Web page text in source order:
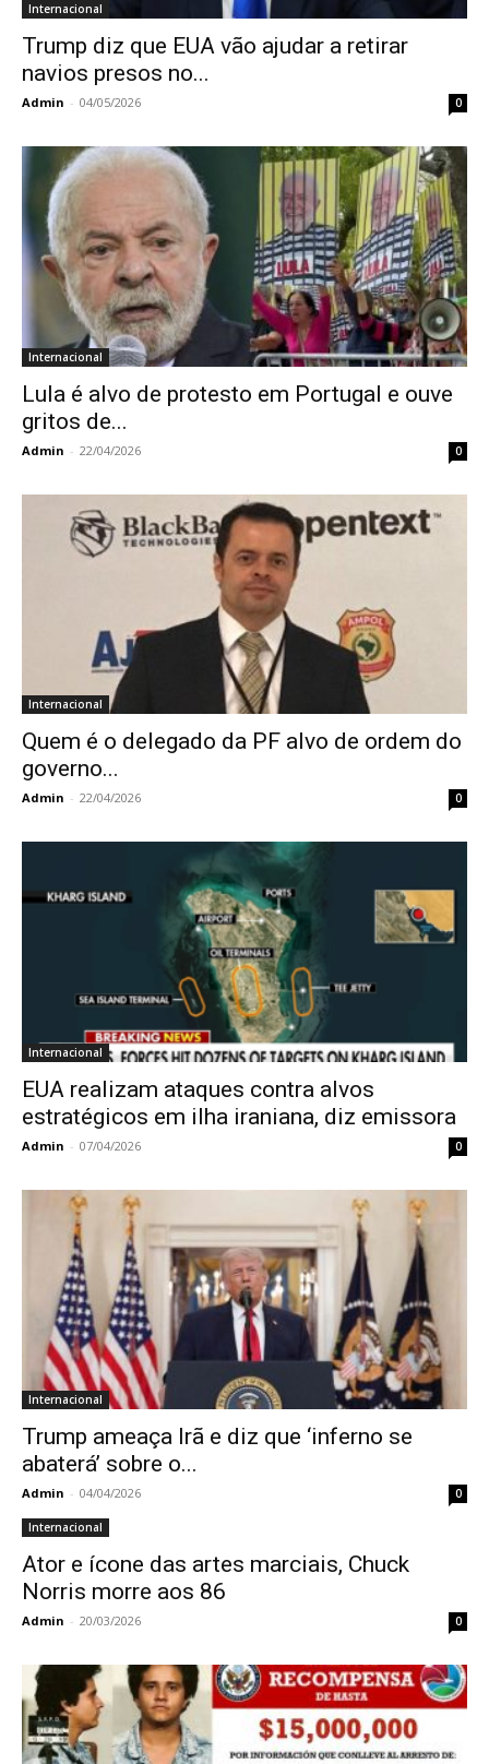
Internacional
Trump diz que EUA vão ajudar a retirar
navios presos no...
Admin - 04/05/2026 0
Internacional
Lula é alvo de protesto em Portugal e ouve
gritos de...
Admin - 22/04/2026 0
Internacional
Quem é o delegado da PF alvo de ordem do
governo...
Admin - 22/04/2026 0
Internacional
EUA realizam ataques contra alvos
estratégicos em ilha iraniana, diz emissora
Admin - 07/04/2026 0
Internacional
Trump ameaça Irã e diz que ‘inferno se
abaterá’ sobre o...
Admin - 04/04/2026 0
Internacional
Ator e ícone das artes marciais, Chuck
Norris morre aos 86
Admin - 20/03/2026 0